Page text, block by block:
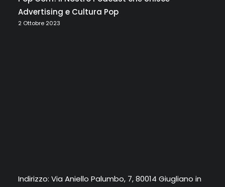
Advertising e Cultura Pop
2 Ottobre 2023
Indirizzo: Via Aniello Palumbo, 7, 80014 Giugliano in